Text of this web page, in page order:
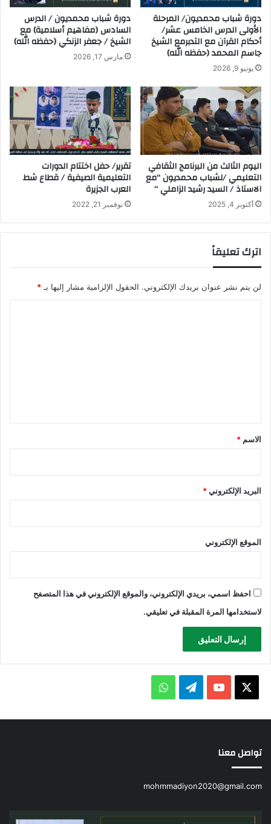
دورة شباب محمديون/ المرحلة
الأولى الدرس الخامس عشر/
أحكام القرآن مع التدبرمع الشيخ
جاسم المحمد (حفظه الله)
يونيو 9, 2026
دورة شباب محمديون / الدرس
السادس (مفاهيم أسلامية) مع
الشيخ / جعفر الزنكي (حفظه الله)
مارس 17, 2026
اليوم الثالث من البرنامج الثقافي
التعليمي /لشباب محمديون “مع
الاستاذ / السيد رشيد الزاملي “
أكتوبر 4, 2025
تقرير/ حفل اختتام الدورات
التعليمية الصيفية / قطاع شط
العرب الجزيرة
نوفمبر 21, 2022
اترك تعليقاً
لن يتم نشر عنوان بريدك الإلكتروني. الحقول الإلزامية مشار إليها بـ *
*
الاسم *
البريد الإلكتروني*
الموقع الإلكتروني
احفظ اسمي، بريدي الإلكتروني، والموقع الإلكتروني في هذا المتصفح
لاستخدامها المرة المقبلة في تعليقي.
يوتيوبتيلقرامواتساب
تواصل معنا
mohmmadiyon2020@gmail.com
دورة